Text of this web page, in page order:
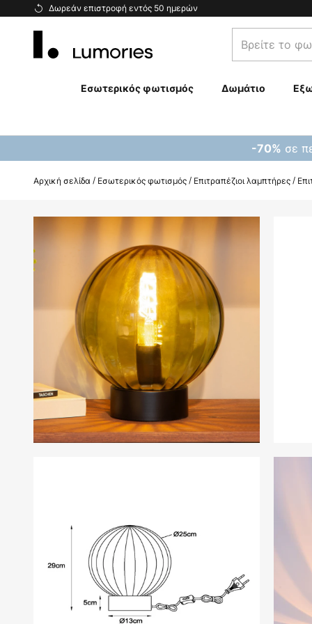
Δωρεάν επιστροφή εντός 50 ημερών
Μετάβαση
Βρείτε
το
σας...
Εσωτερικός φωτισμός Δωμάτιο
-70% σε
Αρχική σελίδα Εσωτερικός φωτισμός Επιτραπέζιοι λαμπτήρες
Μετάβαση
στο
τέλος
συλλογής
εικόνων